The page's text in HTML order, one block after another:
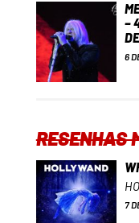
–
6
RESENHAS
7